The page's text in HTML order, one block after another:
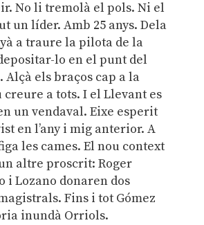
No li tremolà el pols. Ni el
un líder. Amb 25 anys. Dela
a traure la pilota de la
lo en el punt del
els braços cap a la
creure a tots. I el Llevant es
un vendaval. Eixe esperit
en l’any i mig anterior. A
les cames. El nou context
altre proscrit: Roger
i Lozano donaren dos
Fins i tot Gómez
inundà Orriols.